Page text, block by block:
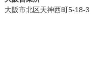
大阪市北区天神西町5-18-3